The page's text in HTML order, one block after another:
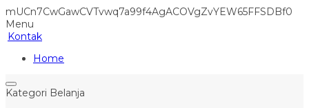
mUCn7CwGawCVTvwq7a99f4AgACOVgZvYEW65FFSDBf0
Menu
Kontak
Home
Kategori Belanja